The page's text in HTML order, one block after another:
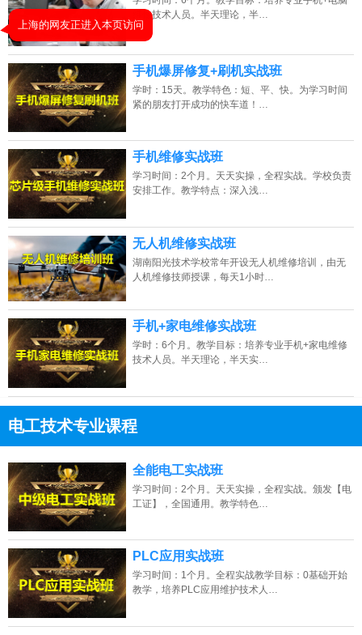
2026年8月6号_陕西_胡同学（135****3029）报名:
维修技术人员。半天理论，半…
手机爆屏修复+刷机实战班
学时：15天。教学特色：短、平、快。为学习时间
紧的朋友打开成功的快车道！…
手机维修实战班
学习时间：2个月。天天实操，全程实战。学校负责
安排工作。教学特点：深入浅…
无人机维修实战班
湖南阳光技术学校常年开设无人机维修培训，由无
人机维修技师授课，每天1小时…
手机+家电维修实战班
学时：6个月。教学目标：培养专业手机+家电维修
技术人员。半天理论，半天实…
电工技术专业课程
点击免费咨询电话：13807313137
全能电工实战班
学习时间：2个月。天天实操，全程实战。颁发【电
工证】，全国通用。教学特色…
PLC应用实战班
学习时间：1个月。全程实战教学目标：0基础开始
教学，培养PLC应用维护技术人…